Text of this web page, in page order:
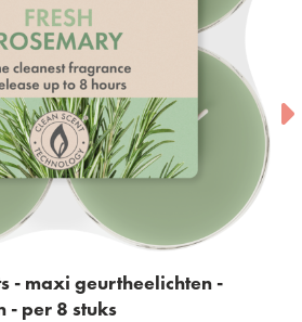
True Scents – geurstokjes –